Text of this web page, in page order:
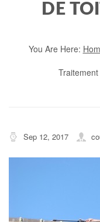
DE
You Are Here:
Sep 12, 2017